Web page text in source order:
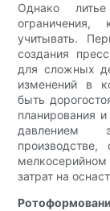
Однако
ограничения,
учитывать.
создания
для сложных
изменений в
быть
планирования
давлением
затрат на